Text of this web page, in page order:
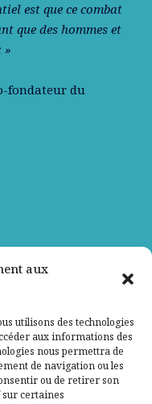
aux
utilisons des technologies
aux informations des
nous permettra de
de navigation ou les
ou de retirer son
certaines
est que ce combat
que des hommes et
»
fondateur du